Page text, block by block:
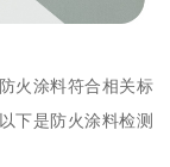
火涂料符合相关标
下是防火涂料检测